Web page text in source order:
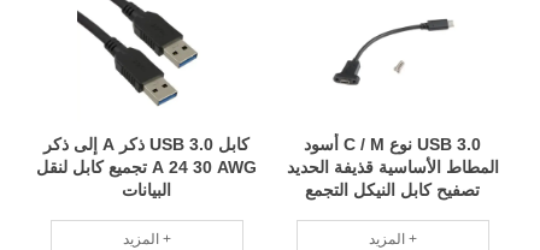
كابل USB 3.0 ذكر A إلى ذكر
A 24 30 AWG تجميع كابل لنقل
البيانات
المزيد +
USB 3.0 نوع C / M أسود
المطاط الأساسية قذيفة الحديد
تصفيح كابل النيكل التجمع
المزيد +